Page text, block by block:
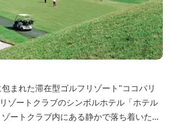
まれた滞在型ゴルフリゾート"ココパリ
ートクラブ内にある静かで落ち着いた雰